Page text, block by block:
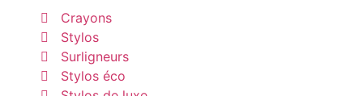
Crayons
Stylos
Surligneurs
Stylos éco